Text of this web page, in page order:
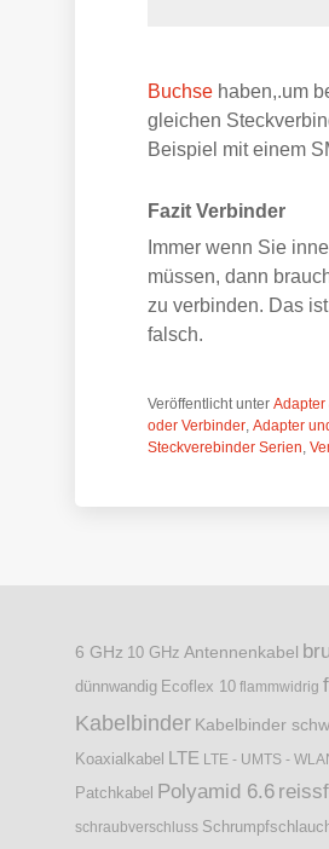
Buchse haben,.um
gleichen
Beispiel mit einem
Fazit Verbinder
Immer wenn Sie
müssen, dann
zu verbinden. Das
falsch.
Veröffentlicht unter Adapter
oder Verbinder, Adapter
Steckverebinder Serien,
6 GHz 10 GHz Antennenkabel
dünnwandig Ecoflex 10 flammwidrig
Kabelbinder Kabelbinder
Koaxialkabel
LTE LTE - UMTS -
Patchkabel Polyamid 6.6
schraubverschluss